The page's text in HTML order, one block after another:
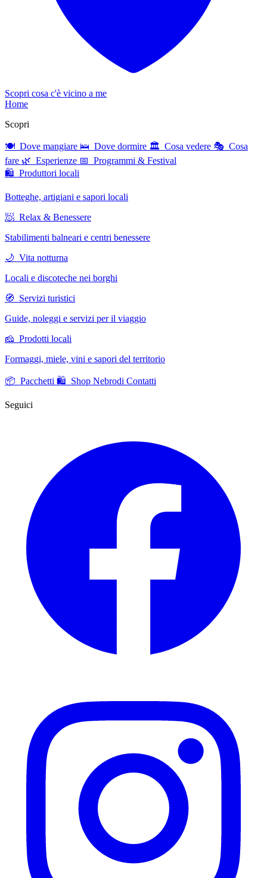
Scopri cosa c'è vicino a me
Home
Scopri
🍽 Dove mangiare 🛌 Dove dormire 🏛 Cosa vedere 🎭 Cosa
fare 🌿 Esperienze 📅 Programmi & Festival
🛍 Produttori locali
Botteghe, artigiani e sapori locali
🧖 Relax & Benessere
Stabilimenti balneari e centri benessere
🌙 Vita notturna
Locali e discoteche nei borghi
🧭 Servizi turistici
Guide, noleggi e servizi per il viaggio
🧀 Prodotti locali
Formaggi, miele, vini e sapori del territorio
📦 Pacchetti 🛍️ Shop Nebrodi Contatti
Seguici